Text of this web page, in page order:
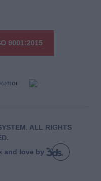
9001:2015
ALL RIGHTS
and love by